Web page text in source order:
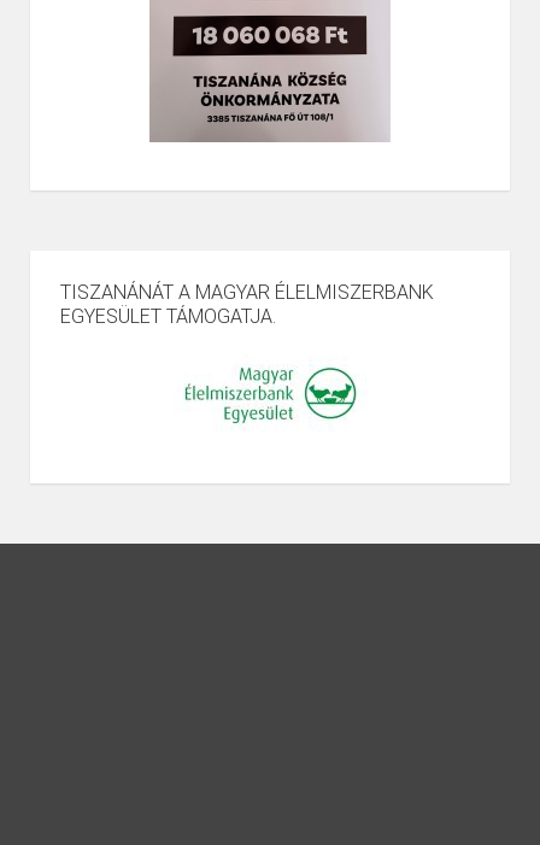
TISZANÁNÁT A MAGYAR ÉLELMISZERBANK
EGYESÜLET TÁMOGATJA.